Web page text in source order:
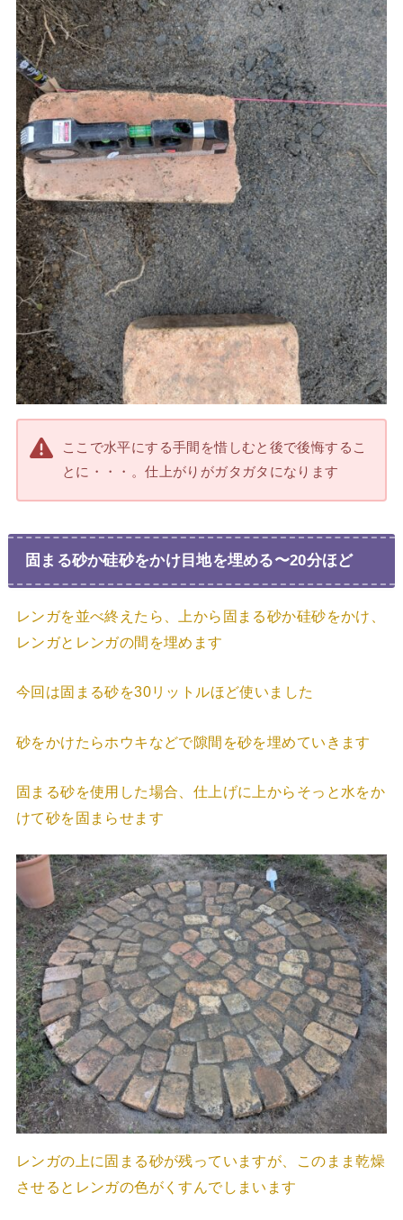
ここで水平にする手間を惜しむと後で後悔するこ
とに・・・。仕上がりがガタガタになります
固まる砂か硅砂をかけ目地を埋める〜20分ほど
レンガを並べ終えたら、上から固まる砂か硅砂をかけ、
レンガとレンガの間を埋めます
今回は固まる砂を30リットルほど使いました
砂をかけたらホウキなどで隙間を砂を埋めていきます
固まる砂を使用した場合、仕上げに上からそっと水をか
けて砂を固まらせます
レンガの上に固まる砂が残っていますが、このまま乾燥
させるとレンガの色がくすんでしまいます